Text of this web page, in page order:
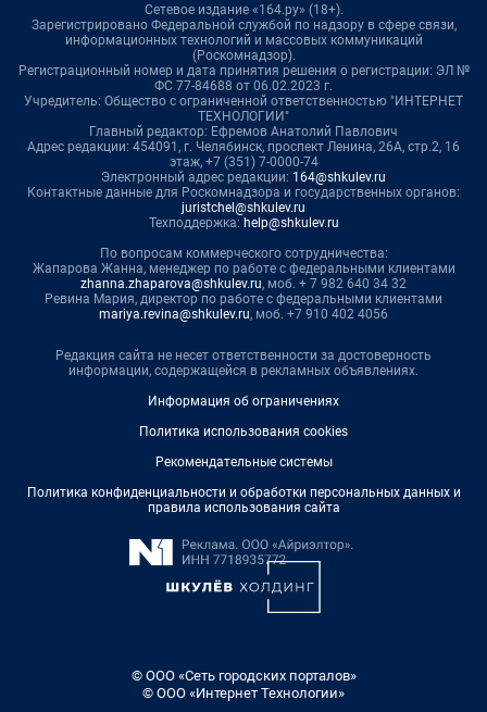
Сетевое издание «164.ру» (18+).
Зарегистрировано Федеральной службой по надзору в сфере связи,
информационных технологий и массовых коммуникаций
(Роскомнадзор).
Регистрационный номер и дата принятия решения о регистрации: ЭЛ №
ФС 77-84688 от 06.02.2023 г.
Учредитель: Общество с ограниченной ответственностью "ИНТЕРНЕТ
ТЕХНОЛОГИИ"
Главный редактор: Ефремов Анатолий Павлович
Адрес редакции: 454091, г. Челябинск, проспект Ленина, 26А, стр.2, 16
этаж, +7 (351) 7-0000-74
Электронный адрес редакции: 164@shkulev.ru
Контактные данные для Роскомнадзора и государственных органов:
juristchel@shkulev.ru
Техподдержка: help@shkulev.ru
По вопросам коммерческого сотрудничества:
Жапарова Жанна, менеджер по работе с федеральными клиентами
zhanna.zhaparova@shkulev.ru, моб. + 7 982 640 34 32
Ревина Мария, директор по работе с федеральными клиентами
mariya.revina@shkulev.ru, моб. +7 910 402 4056
Редакция сайта не несет ответственности за достоверность
информации, содержащейся в рекламных объявлениях.
Информация об ограничениях
Политика использования cookies
Рекомендательные системы
Политика конфиденциальности и обработки персональных данных и
правила использования сайта
© ООО «Сеть городских порталов»
© ООО «Интернет Технологии»